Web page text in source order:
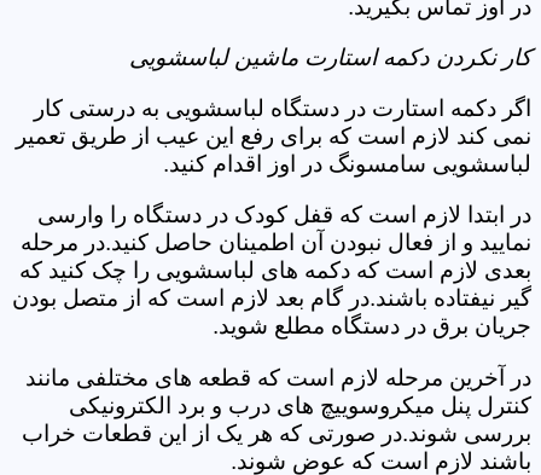
در اوز تماس بگیرید.
کار نکردن دکمه استارت ماشین لباسشویی
اگر دکمه استارت در دستگاه لباسشویی به درستی کار
نمی کند لازم است که برای رفع این عیب از طریق تعمیر
لباسشویی سامسونگ در اوز اقدام کنید.
در ابتدا لازم است که قفل کودک در دستگاه را وارسی
نمایید و از فعال نبودن آن اطمینان حاصل کنید.در مرحله
بعدی لازم است که دکمه های لباسشویی را چک کنید که
گیر نیفتاده باشند.در گام بعد لازم است که از متصل بودن
جریان برق در دستگاه مطلع شوید.
در آخرین مرحله لازم است که قطعه های مختلفی مانند
کنترل پنل میکروسوییچ های درب و برد الکترونیکی
بررسی شوند.در صورتی که هر یک از این قطعات خراب
باشند لازم است که عوض شوند.